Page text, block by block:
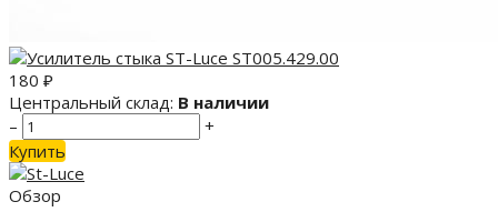
180 ₽
Центральный склад: В наличии
–
+
Купить
Обзор